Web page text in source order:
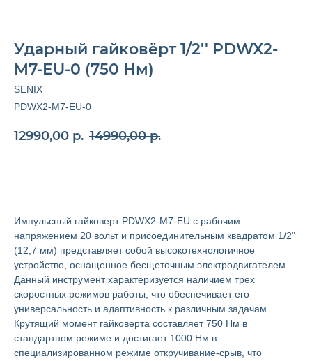
Ударный гайковёрт 1/2'' PDWX2-
M7-EU-0 (750 Нм)
SENIX
PDWX2-M7-EU-0
12990,00 р. 14990,00 р.
Импульсный гайковерт PDWX2-M7-EU с рабочим
напряжением 20 вольт и присоединительным квадратом 1/2"
(12,7 мм) представляет собой высокотехнологичное
устройство, оснащенное бесщеточным электродвигателем.
Данный инструмент характеризуется наличием трех
скоростных режимов работы, что обеспечивает его
универсальность и адаптивность к различным задачам.
Крутящий момент гайковерта составляет 750 Нм в
стандартном режиме и достигает 1000 Нм в
специализированном режиме откручивание-срыв, что